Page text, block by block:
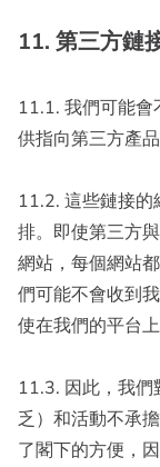
11. 第三方鏈
11.1. 我們可能
供指向第三方產
11.2. 這些鏈接
排。即使第三方
網站，每個網站
們可能不會收到
使在我們的平台
11.3. 因此，我
乏）和活動不承
了閣下的方便，